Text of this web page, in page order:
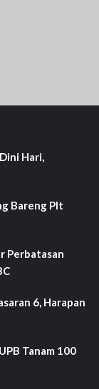
Hari,
Bareng Plt
Perbatasan
6, Harapan
Tanam 100